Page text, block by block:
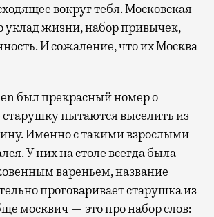
вокруг тебя. Московская
жизни, набор привычек,
И сожаление, что их Москва
был прекрасный номер о
старушку пытаются выселить из
Именно с такими взрослыми
У них на столе всегда была
вареньем, название
проговаривает старушка из
москвич — это про набор слов: